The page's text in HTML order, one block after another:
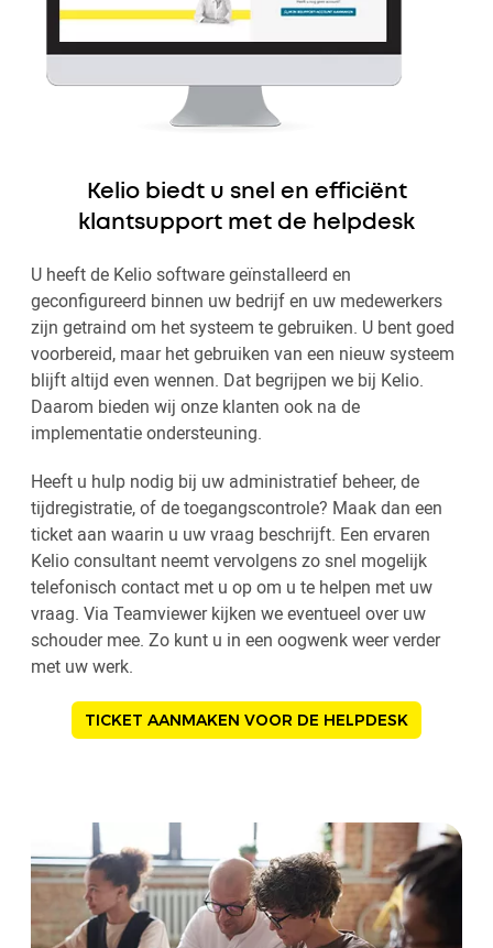
Kelio biedt u snel en efficiënt
klantsupport met de helpdesk
U heeft de Kelio software geïnstalleerd en
geconfigureerd binnen uw bedrijf en uw medewerkers
zijn getraind om het systeem te gebruiken. U bent goed
voorbereid, maar het gebruiken van een nieuw systeem
blijft altijd even wennen. Dat begrijpen we bij Kelio.
Daarom bieden wij onze klanten ook na de
implementatie ondersteuning.
Heeft u hulp nodig bij uw administratief beheer, de
tijdregistratie, of de toegangscontrole? Maak dan een
ticket aan waarin u uw vraag beschrijft. Een ervaren
Kelio consultant neemt vervolgens zo snel mogelijk
telefonisch contact met u op om u te helpen met uw
vraag. Via Teamviewer kijken we eventueel over uw
schouder mee. Zo kunt u in een oogwenk weer verder
met uw werk.
TICKET AANMAKEN VOOR DE HELPDESK